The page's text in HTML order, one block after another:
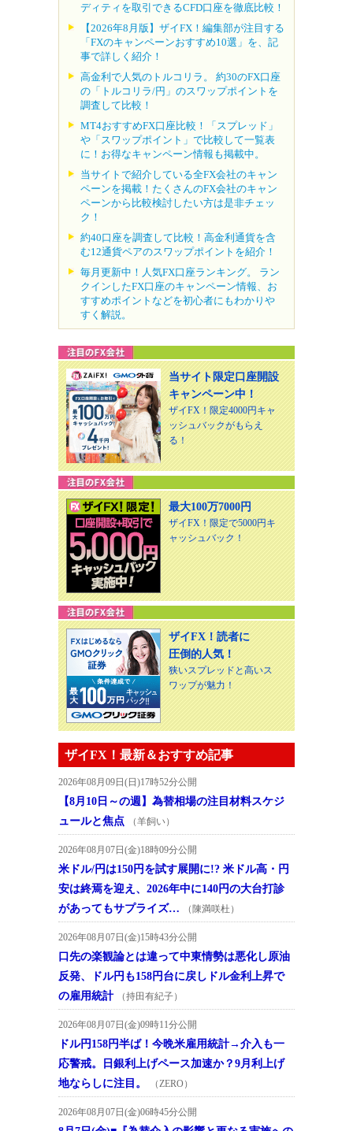
ディティを取引できるCFD口座を徹底比較！
【2026年8月版】ザイFX！編集部が注目する
「FXのキャンペーンおすすめ10選」を、記
事で詳しく紹介！
高金利で人気のトルコリラ。 約30のFX口座
の「トルコリラ/円」のスワップポイントを
調査して比較！
MT4おすすめFX口座比較！「スプレッド」
や「スワップポイント」で比較して一覧表
に！お得なキャンペーン情報も掲載中。
当サイトで紹介している全FX会社のキャン
ペーンを掲載！たくさんのFX会社のキャン
ペーンから比較検討したい方は是非チェッ
ク！
約40口座を調査して比較！高金利通貨を含
む12通貨ペアのスワップポイントを紹介！
毎月更新中！人気FX口座ランキング。 ラン
クインしたFX口座のキャンペーン情報、お
すすめポイントなどを初心者にもわかりや
すく解説。
当サイト限定口座開設
キャンペーン中！
ザイFX！限定4000円キャ
ッシュバックがもらえ
る！
最大100万7000円
ザイFX！限定で5000円キ
ャッシュバック！
ザイFX！読者に
圧倒的人気！
狭いスプレッドと高いス
ワップが魅力！
ザイFX！最新＆おすすめ記事
2026年08月09日(日)17時52分公開
【8月10日～の週】為替相場の注目材料スケジ
ュールと焦点
（羊飼い）
2026年08月07日(金)18時09分公開
米ドル/円は150円を試す展開に!? 米ドル高・円
安は終焉を迎え、2026年中に140円の大台打診
があってもサプライズ…
（陳満咲杜）
2026年08月07日(金)15時43分公開
口先の楽観論とは違って中東情勢は悪化し原油
反発、ドル円も158円台に戻しドル金利上昇で
の雇用統計
（持田有紀子）
2026年08月07日(金)09時11分公開
ドル円158円半ば！今晩米雇用統計→介入も一
応警戒。日銀利上げペース加速か？9月利上げ
地ならしに注目。
（ZERO）
2026年08月07日(金)06時45分公開